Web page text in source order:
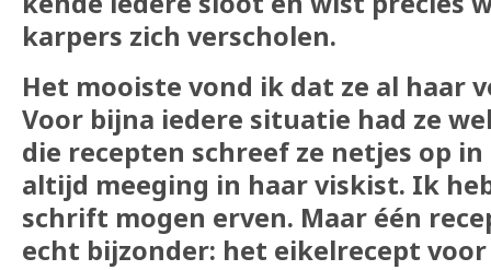
karpers zich verscholen.
Het mooiste vond ik dat ze al haar
Voor bijna iedere situatie had ze
die recepten schreef ze netjes op
altijd meeging in haar viskist. Ik
schrift mogen erven. Maar één
echt bijzonder: het eikelrecept